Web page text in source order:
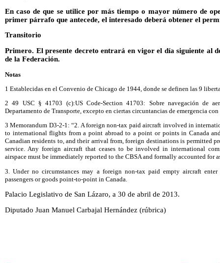
En caso de que se utilice por más tiempo o mayor número de
primer párrafo que antecede, el interesado deberá obtener el
Transitorio
Primero. El presente decreto entrará en vigor el día siguiente al
de la Federación.
Notas
1 Establecidas en el Convenio de Chicago de 1944, donde se definen las 9
2 49 USC § 41703 (c):US Code-Section 41703: Sobre navegación de
Departamento de Transporte, excepto en ciertas circuntancias de emergencia
3 Memorandum D3-2-1: “2. A foreign non-tax paid aircraft involved in
to international flights from a point abroad to a point or points in Canada
Canadian residents to, and their arrival from, foreign destinations is permitted
service. Any foreign aircraft that ceases to be involved in international
airspace must be immediately reported to the CBSA and formally accounted for
3. Under no circumstances may a foreign non-tax paid empty aircraft
passengers or goods point-to-point in Canada.
Palacio Legislativo de San Lázaro, a 30 de abril de 2013.
Diputado Juan Manuel Carbajal Hernández (rúbrica)